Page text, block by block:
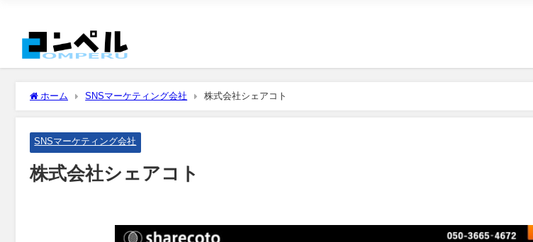
ホーム SNSマーケティング会社 株式会社シェアコト
SNSマーケティング会社
株式会社シェアコト